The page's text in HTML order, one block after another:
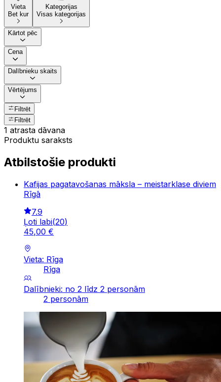
Vieta
Bet kur
Kategorijas
Visas kategorijas
Kārtot pēc
Cena
Dalībnieku skaits
Vērtējums
Filtrēt
Filtrēt
1 atrasta dāvana
Produktu saraksts
Atbilstošie produkti
Kafijas pagatavošanas māksla – meistarklase diviem
Rīgā
7.9
Ļoti labi(20)
45,00 €
Vieta: Rīga
Rīga
Dalībnieki: no 2 līdz 2 personām
2 personām